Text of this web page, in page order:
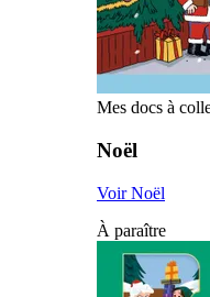
Mes docs à
Noël
Voir Noël
À paraître